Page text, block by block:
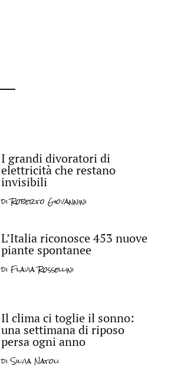
I grandi divoratori di
elettricità che restano
invisibili
diRoberto Giovannini
L’Italia riconosce 453 nuove
piante spontanee
diFlavia Rossellini
Il clima ci toglie il sonno:
una settimana di riposo
persa ogni anno
diSilvia Natoli